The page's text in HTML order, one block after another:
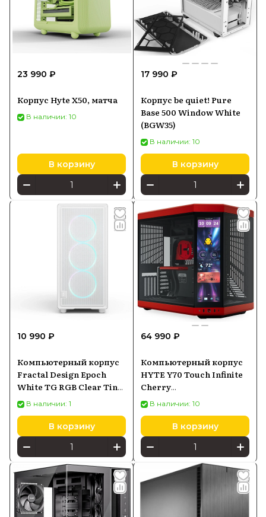
23 990 ₽
Корпус Hyte X50, матча
В наличии: 10
В корзину
17 990 ₽
Корпус be quiet! Pure
Base 500 Window White
(BGW35)
В наличии: 10
В корзину
10 990 ₽
Компьютерный корпус
Fractal Design Epoch
White TG RGB Clear Tint
(FD-C-EPO1A-05)
В наличии: 1
В корзину
64 990 ₽
Компьютерный корпус
HYTE Y70 Touch Infinite
Cherry
(CSHYTEY70TIRB)
В наличии: 10
В корзину